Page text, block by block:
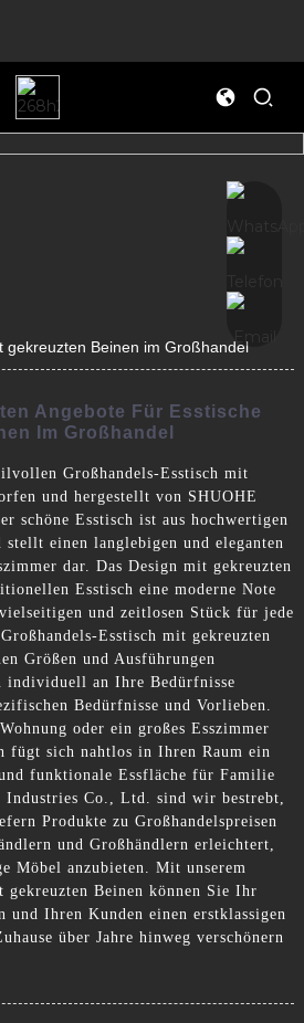
gekreuzten Beinen im Großhandel
Angebote Für Esstische
Im Großhandel
Großhandels-Esstisch mit
und hergestellt von SHUOHE
schöne Esstisch ist aus hochwertigen
einen langlebigen und eleganten
dar. Das Design mit gekreuzten
Esstisch eine moderne Note
und zeitlosen Stück für jede
Esstisch mit gekreuzten
Größen und Ausführungen
individuell an Ihre Bedürfnisse
Bedürfnisse und Vorlieben.
oder ein großes Esszimmer
fügt sich nahtlos in Ihren Raum ein
funktionale Essfläche für Familie
Industries Co., Ltd. sind wir bestrebt,
Produkte zu Großhandelspreisen
und Großhändlern erleichtert,
Möbel anzubieten. Mit unserem
gekreuzten Beinen können Sie Ihr
und Ihren Kunden einen erstklassigen
über Jahre hinweg verschönern